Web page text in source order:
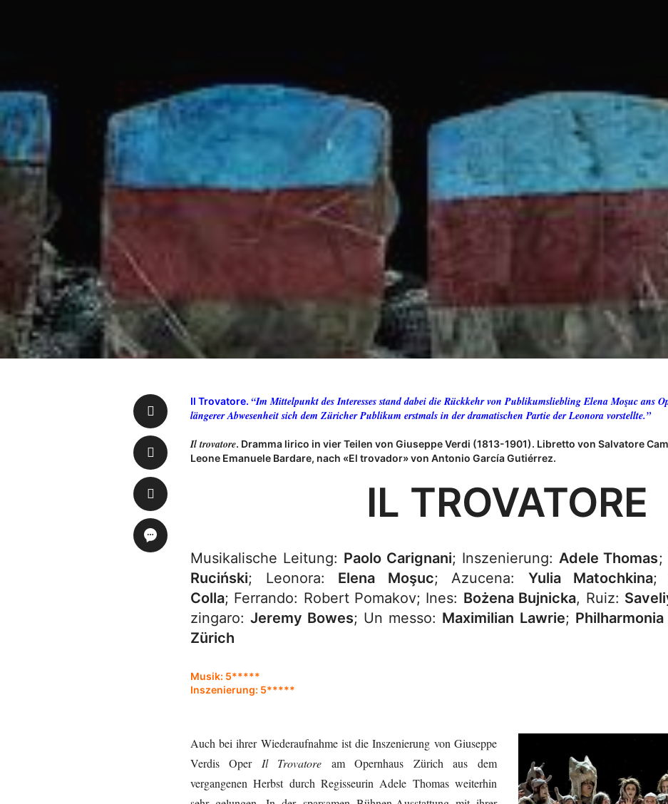
Il Trovatore. “Im Mittelpunkt des Interesses stand dabei die Rückkehr von PublikumslieblingElena Moşucans
längerer Abwesenheit sich dem Züricher Publikum erstmals in der dramatischen Partie der Leonora vorstellte.”
Il trovatore. Dramma lirico in vier Teilen von Giuseppe Verdi (1813-1901). Libretto von Salvatore
Leone Emanuele Bardare, nach «El trovador» von Antonio García Gutiérrez.
IL TROVATORE
Musikalische Leitung: Paolo Carignani; Inszenierung: Adele Thomas;
Ruciński; Leonora: Elena Moşuc; Azucena: Yulia Matochkina;
Colla; Ferrando: Robert Pomakov; Ines: Bożena Bujnicka, Ruiz:
zingaro:Jeremy Bowes; Un messo: Maximilian Lawrie;
Zürich
Musik: 5*****
Inszenierung: 5*****
Auch bei ihrer Wiederaufnahme ist die Inszenierung von Giuseppe
Verdis Oper Il Trovatore am Opernhaus Zürich aus dem
vergangenen Herbst durch Regisseurin Adele Thomas weiterhin